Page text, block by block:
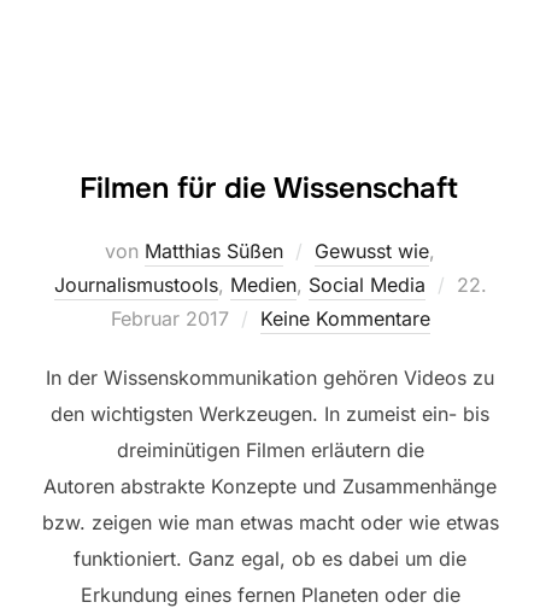
Filmen für die Wissenschaft
von Matthias Süßen Gewusst wie,
Journalismustools, Medien, Social Media
22.
Februar 2017
Keine Kommentare
In der Wissenskommunikation gehören Videos zu
den wichtigsten Werkzeugen. In zumeist ein- bis
dreiminütigen Filmen erläutern die
Autoren abstrakte Konzepte und Zusammenhänge
bzw. zeigen wie man etwas macht oder wie etwas
funktioniert. Ganz egal, ob es dabei um die
Erkundung eines fernen Planeten oder die